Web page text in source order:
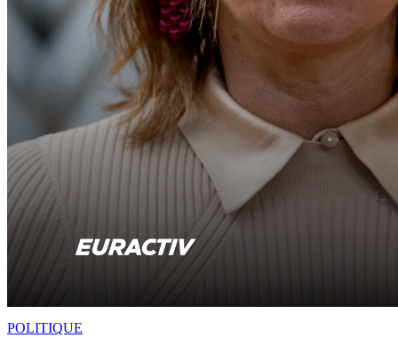
POLITIQUE